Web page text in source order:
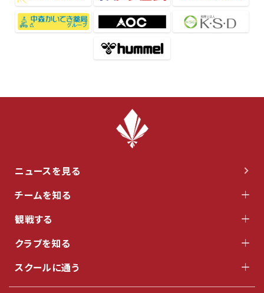
ニュースを見る
チームを知る
観戦する
クラブを知る
スクールに通う